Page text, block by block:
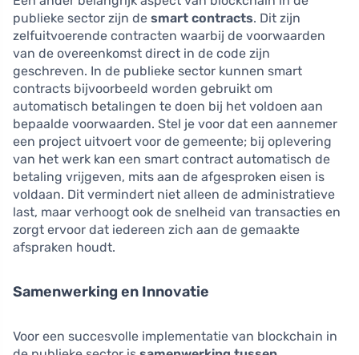
publieke sector zijn de smart contracts. Dit zijn
zelfuitvoerende contracten waarbij de voorwaarden
van de overeenkomst direct in de code zijn
geschreven. In de publieke sector kunnen smart
contracts bijvoorbeeld worden gebruikt om
automatisch betalingen te doen bij het voldoen aan
bepaalde voorwaarden. Stel je voor dat een aannemer
een project uitvoert voor de gemeente; bij oplevering
van het werk kan een smart contract automatisch de
betaling vrijgeven, mits aan de afgesproken eisen is
voldaan. Dit vermindert niet alleen de administratieve
last, maar verhoogt ook de snelheid van transacties en
zorgt ervoor dat iedereen zich aan de gemaakte
afspraken houdt.
Samenwerking en Innovatie
Voor een succesvolle implementatie van blockchain in